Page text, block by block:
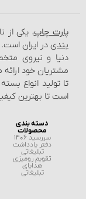
پارت چاپ، یکی
بندی در ایران
دنیا و نیروی
مشتریان خود
تا تولید انواع
است تا بهترین
دسته بندی
محصولات
سررسید 1406
دفتر یادداشت
تبلیغاتی
تقویم رومیزی
هدایای
تبلیغاتی